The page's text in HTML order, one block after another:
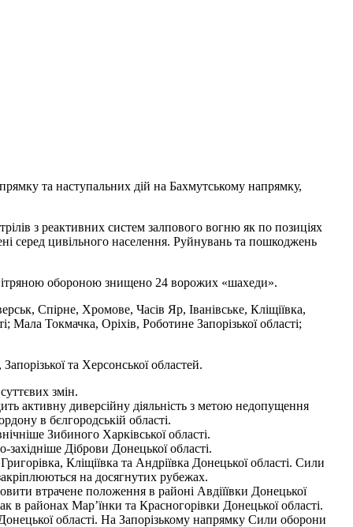
та наступальних дій на Бахмутському напрямку,
з реактивних систем залпового вогню як по позиціях
серед цивільного населення. Руйнувань та пошкоджень
обороною знищено 24 ворожих «шахеди».
Спірне, Хромове, Часів Яр, Іванівське, Кліщіївка,
Токмачка, Оріхів, Роботине Запорізької області;
та Херсонської областей.
змін.
активну диверсійну діяльність з метою недопущення
в бєлгородській області.
Зибиного Харківської області.
Діброви Донецької області.
Кліщіївка та Андріївка Донецької області. Сили
на досягнутих рубежах.
втрачене положення в районі Авдіїївки Донецької
в районах Мар’їнки та Красногорівки Донецької області.
області. На Запорізькому напрямку Сили оборони